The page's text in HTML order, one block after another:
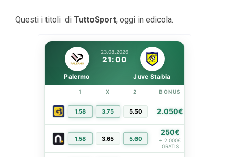
Questi i titoli di TuttoSport, oggi in edicola.
23.08.2026
21:00
Palermo Juve Stabia
1 X 2 BONUS
1.58 3.75 5.50 2.050€
1.58 3.65 5.60
250€
+ 2.000€
GRATIS